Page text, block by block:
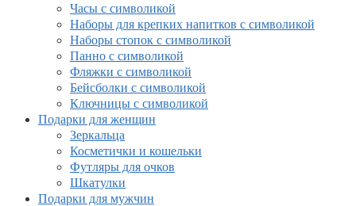
Часы с символикой
Наборы для крепких напитков с символикой
Наборы стопок с символикой
Панно с символикой
Фляжки с символикой
Бейсболки с символикой
Ключницы с символикой
Подарки для женщин
Зеркальца
Косметички и кошельки
Футляры для очков
Шкатулки
Подарки для мужчин